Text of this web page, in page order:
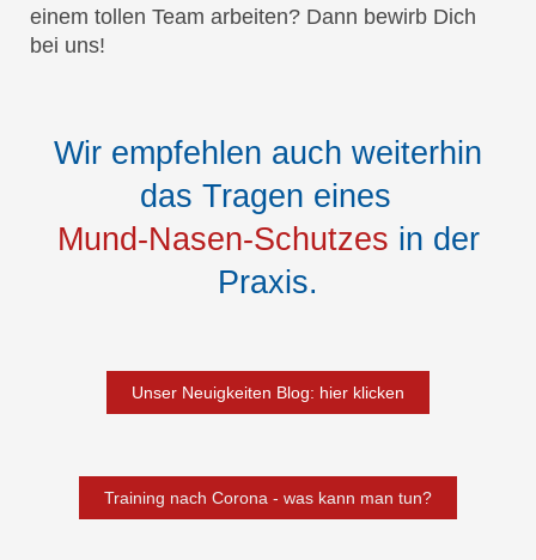
einem tollen Team arbeiten? Dann bewirb Dich
bei uns!
Wir empfehlen auch weiterhin
das Tragen eines
Mund-Nasen-Schutzes in der
Praxis.
Unser Neuigkeiten Blog: hier klicken
Training nach Corona - was kann man tun?